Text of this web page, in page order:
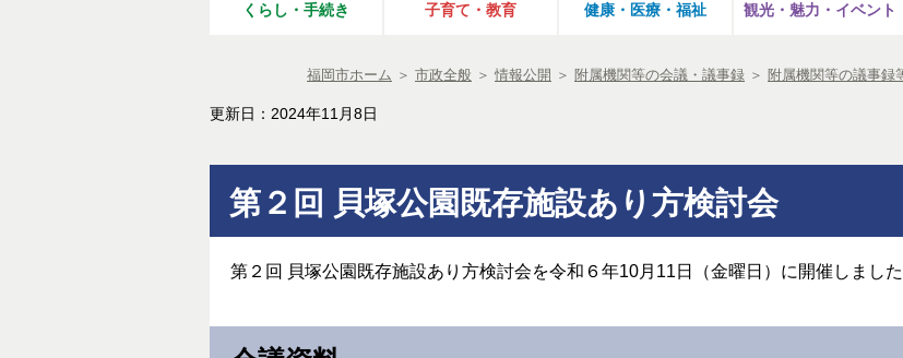
くらし・手続き 子育て・教育 健康・医療・ 福祉 観光・魅力・ イベント
福岡市ホーム ＞ 市政全般 ＞ 情報公開 ＞ 附属機関等の会議・議事録 ＞ 附属機関等の議事録
更新日：2024年11月8日
第２回 貝塚公園既存施設あり方検討会
第２回 貝塚公園既存施設あり方検討会を令和６年10月11日（金曜日）に開催しまし